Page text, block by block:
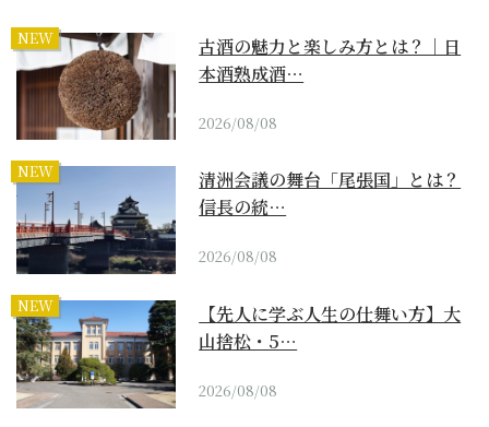
NEW
古酒の魅力と楽しみ方とは？｜日
本酒熟成酒…
2026/08/08
NEW
清洲会議の舞台「尾張国」とは？
信長の統…
2026/08/08
NEW
【先人に学ぶ人生の仕舞い方】大
山捨松・5…
2026/08/08